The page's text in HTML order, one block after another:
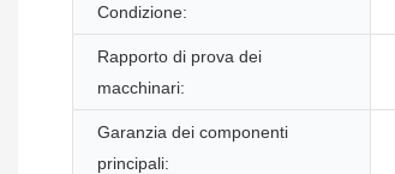
Condizione:
Rapporto di prova dei
macchinari:
Garanzia dei componenti
principali: